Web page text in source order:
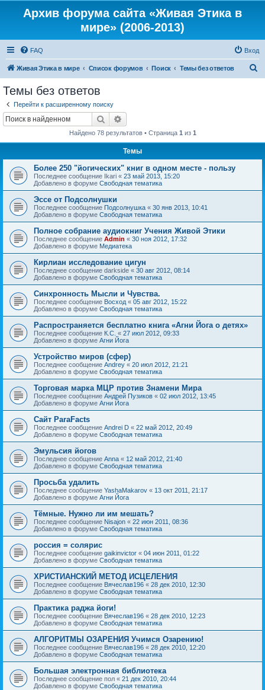
Архив форума сайта «Живая Этика в
мире» (2006-2013)
FAQ Вход
Живая Этика в мире Список форумов Поиск Темы без ответов
Темы без ответов
Перейти к расширенному поиску
Поиск
Найдено 78 результатов • Страница 1 из 1
Темы
Более 250 "йогических" книг в одном месте - пользу
Последнее сообщение Ikari « 23 май 2013, 15:20
Добавлено в форуме Свободная тематика
Эссе от Подсолнушки
Последнее сообщение Подсолнушка « 30 янв 2013, 10:41
Добавлено в форуме Свободная тематика
Полное собрание аудиокниг Учения Живой Этики
Последнее сообщение Admin « 30 ноя 2012, 17:32
Добавлено в форуме Медиатека
Кирлиан исследование цигун
Последнее сообщение darkside « 30 авг 2012, 08:14
Добавлено в форуме Свободная тематика
Синхронность Мысли и Чувства.
Последнее сообщение Восход « 05 авг 2012, 15:22
Добавлено в форуме Свободная тематика
Распространяется бесплатно книга «Агни Йога о детях»
Последнее сообщение К.С. « 27 июл 2012, 09:33
Добавлено в форуме Агни Йога
Устройство миров (сфер)
Последнее сообщение Andrey « 20 июл 2012, 21:21
Добавлено в форуме Свободная тематика
Торговая марка МЦР против Знамени Мира
Последнее сообщение Андрей Пузиков « 02 июл 2012, 13:45
Добавлено в форуме Агни Йога
Сайт ParaFacts
Последнее сообщение Andrei D « 22 май 2012, 20:49
Добавлено в форуме Свободная тематика
Эмульсия йогов
Последнее сообщение Anna « 12 май 2012, 21:40
Добавлено в форуме Свободная тематика
Просьба удалить
Последнее сообщение YashaMakarov « 13 окт 2011, 21:17
Добавлено в форуме Агни Йога
Тёмные. Нужно ли им мешать?
Последнее сообщение Nisajon « 22 июн 2011, 08:36
Добавлено в форуме Свободная тематика
россия = солярис
Последнее сообщение gaikinvictor « 04 июн 2011, 01:22
Добавлено в форуме Свободная тематика
ХРИСТИАНСКИЙ МЕТОД ИСЦЕЛЕНИЯ
Последнее сообщение Вячеслав196 « 28 дек 2010, 12:30
Добавлено в форуме Свободная тематика
Практика раджа йоги!
Последнее сообщение Вячеслав196 « 28 дек 2010, 12:23
Добавлено в форуме Свободная тематика
АЛГОРИТМЫ ОЗАРЕНИЯ Учимся Озарению!
Последнее сообщение Вячеслав196 « 28 дек 2010, 12:20
Добавлено в форуме Свободная тематика
Большая электронная библиотека
Последнее сообщение пол « 21 дек 2010, 20:44
Добавлено в форуме Свободная тематика